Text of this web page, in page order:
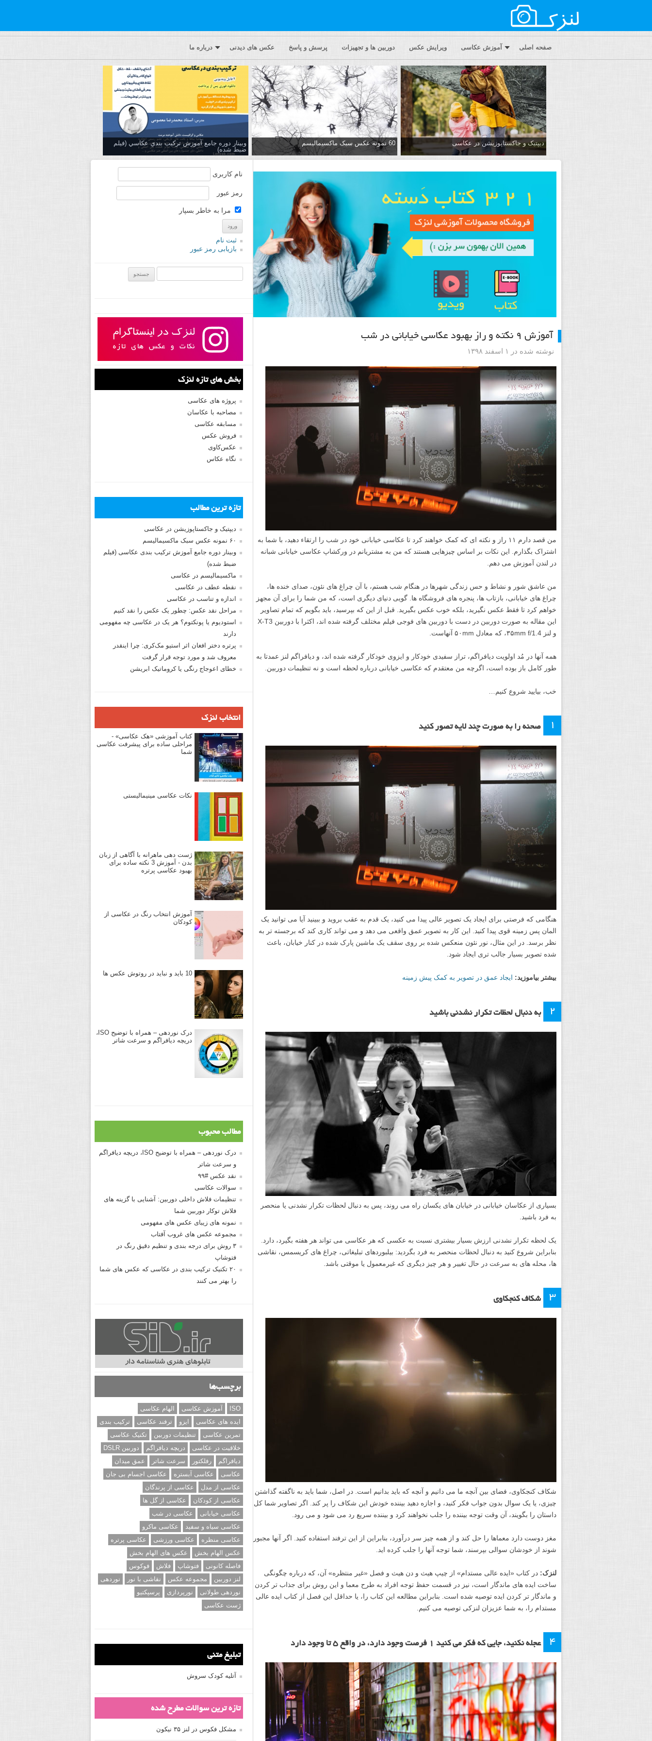
صفحه اصلی آموزش عکاسی ویرایش عکس دوربین ها و تجهیزات پرسش و پاسخ عکس های دیدنی درباره ما
دیپتیک و جاکستا‌پوزیشن در عکاسی 60 نمونه عکس سبک ماکسیمالیسم
وبینار دوره جامع آموزش تركيب بندي عكاسي (فیلم
ضبط شده)
آموزش ۹ نکته و راز بهبود عکاسی خیابانی در شب
نوشته شده در ۱ اسفند ۱۳۹۸
من قصد دارم ۱۱ راز و نکته ای که کمک خواهند کرد تا عکاسی خیابانی خود در شب را ارتقاء دهید، با شما به
اشتراک بگذارم. این نکات بر اساس چیزهایی هستند که من به مشتریانم در ورکشاپ عکاسی خیابانی شبانه
در لندن آموزش می دهم.
من عاشق شور و نشاط و حس زندگی شهرها در هنگام شب هستم، با آن چراغ های نئون، صدای خنده ها،
چراغ های خیابانی، بازتاب ها، پنجره های فروشگاه ها. گویی دنیای دیگری است، که من شما را برای آن مجهز
خواهم کرد تا فقط عکس نگیرید، بلکه خوب عکس بگیرید. قبل از این که بپرسید، باید بگویم که تمام تصاویر
این مقاله به صورت دوربین در دست با دوربین های فوجی فیلم مختلف گرفته شده اند، اکثرا با دوربین X-T3
و لنز ۳۵mm f/1.4، که معادل ۵۰mm آنهاست.
همه آنها در مُد اولویت دیافراگم، تراز سفیدی خودکار و ایزوی خودکار گرفته شده اند، و دیافراگم لنز عمدتا به
طور کامل باز بوده است، اگرچه من معتقدم که عکاسی خیابانی درباره لحظه است و نه تنظیمات دوربین.
خب، بیایید شروع کنیم…
۱ صحنه را به صورت چند لایه تصور کنید
هنگامی که فرصتی برای ایجاد یک تصویر عالی پیدا می کنید، یک قدم به عقب بروید و ببینید آیا می توانید یک
المان پس زمینه قوی پیدا کنید. این کار به تصویر عمق واقعی می دهد و می تواند کاری کند که برجسته تر به
نظر برسد. در این مثال، نور نئون منعکس شده بر روی سقف یک ماشین پارک شده در کنار خیابان، باعث
شده تصویر بسیار جالب تری ایجاد شود.
بیشتر بیاموزید: ایجاد عمق در تصویر به کمک پیش زمینه
۲ به دنبال لحظات تکرار نشدنی باشید
بسیاری از عکاسان خیابانی در خیابان های یکسان راه می روند، پس به دنبال لحظات تکرار نشدنی یا منحصر
به فرد باشید.
یک لحظه تکرار نشدنی ارزش بسیار بیشتری نسبت به عکسی که هر عکاسی می تواند هر هفته بگیرد، دارد.
بنابراین شروع کنید به دنبال لحظات منحصر به فرد بگردید: بیلبوردهای تبلیغاتی، چراغ های کریسمس، نقاشی
ها، محله های به سرعت در حال تغییر و هر چیز دیگری که غیرمعمول یا موقتی باشد.
۳ شکاف کنجکاوی
شکاف کنجکاوی، فضای بین آنچه ما می دانیم و آنچه که باید بدانیم است. در اصل، شما باید به ناگفته گذاشتن
چیزی، یا یک سوال بدون جواب فکر کنید، و اجازه دهید بیننده خودش این شکاف را پر کند. اگر تصاویر شما کل
داستان را بگویند، آن وقت توجه بیننده را جلب نخواهند کرد و بیننده سریع رد می شود و می رود.
مغز دوست دارد معماها را حل کند و از همه چیز سر درآورد، بنابراین از این ترفند استفاده کنید. اگر آنها مجبور
شوند از خودشان سوالی بپرسند، شما توجه آنها را جلب کرده اید.
لنزک: در کتاب «ایده عالی مستدام» از چیپ هیث و دن هیث و فصل «غیر منتظره» آن، که درباره چگونگی
ساخت ایده های ماندگار است، نیز در قسمت حفظ توجه افراد به طرح معما و این روش برای جذاب تر کردن
و ماندگار تر کردن ایده توصیه شده است. بنابراین مطالعه این کتاب را، یا حداقل این فصل از کتاب ایده عالی
مستدام را، به شما عزیزان لنزکی توصیه می کنیم.
۴ عجله نکنید، جایی که فکر می کنید ۱ فرصت وجود دارد، در واقع ۵ تا وجود دارد
نام کاربری
رمز عبور
مرا به خاطر بسپار
ثبت نام
بازیابی رمز عبور
بخش های تازه لنزک
پروژه های عکاسی
مصاحبه با عکاسان
مسابقه عکاسی
فروش عکس
عکس‌کاوی
نگاه عکاس
تازه ترین مطالب
دیپتیک و جاکستا‌پوزیشن در عکاسی
۶۰ نمونه عکس سبک ماکسیمالیسم
وبینار دوره جامع آموزش ترکیب بندی عکاسی (فیلم
ضبط شده)
ماکسیمالیسم در عکاسی
نقطه عطف در عکاسی
اندازه و تناسب در عکاسی
مراحل نقد عکس: چطور یک عکس را نقد کنیم
استودیوم یا پونکتوم؟ هر یک در عکاسی چه مفهومی
دارند
پرتره دختر افغان اثر استیو مک‌کری: چرا اینقدر
معروف شد و مورد توجه قرار گرفت
خطای اعوجاج رنگی یا کروماتیک ابریشن
انتخاب لنزک
کتاب آموزشی «هک عکاسی» -
مراحلی ساده برای پیشرفت عکاسی
شما
نکات عکاسی مینیمالیستی
ژست دهی ماهرانه با آگاهی از زبان
بدن - آموزش 3 نکته ساده برای
بهبود عکاسی پرتره
آموزش انتخاب رنگ در عکاسی از
کودکان
10 باید و نباید در روتوش عکس ها
درک نوردهی – همراه با توضیح ISO،
دریچه دیافراگم و سرعت شاتر
مطالب محبوب
درک نوردهی – همراه با توضیح ISO، دریچه دیافراگم
و سرعت شاتر
نقد عکس #۹۹
سوالات عکاسی
تنظیمات فلاش داخلی دوربین: آشنایی با گزینه های
فلاش توکار دوربین شما
نمونه های زیبای عکس های مفهومی
مجموعه عکس های غروب آفتاب
۳ روش برای درجه بندی و تنظیم دقیق رنگ در
فتوشاپ
۲۰ تکنیک ترکیب بندی در عکاسی که عکس های شما
را بهتر می کنند
برچسب‌ها
ISO آموزش عکاسی
الهام عکاسی
ایده های عکاسی
ایزو ترفند عکاسی
ترکیب بندی
تمرین عکاسی
تنظیمات دوربین
تکنیک عکاسی
خلاقیت در عکاسی
دریچه دیافراگم
دوربین DSLR
دیافراگم
رفلکتور سرعت شاتر
عمق میدان
عکاسی
عکاسی آبستره
عکاسی اجسام بی جان
عکاسی از مدل
عکاسی از پرندگان
عکاسی از کودکان
عکاسی از گل ها
عکاسی خیابانی
عکاسی در شب
عکاسی سیاه و سفید
عکاسی ماکرو
عکاسی منظره
عکاسی ورزشی
عکاسی پرتره
عکس الهام بخش
عکس های الهام بخش
فاصله کانونی
فتوشاپ فلاش
فوکوس
لنز دوربین
مجموعه عکس نقاشی با نور
نوردهی
نوردهی طولانی
نورپردازی
پرسپکتیو
ژست عکاسی
تبلیغ متنی
آتلیه کودک سروش
تازه ترین سوالات مطرح شده
مشکل فکوس در لنز ۳۵ نیکون